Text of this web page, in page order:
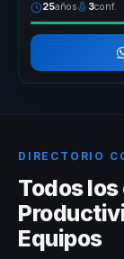
25años 3conf.
DIRECTORIO
Todos
Equipos